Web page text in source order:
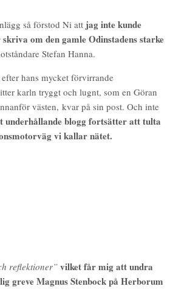
så förstod Ni att jag inte kunde
om den gamle Odinstadens starke
Stefan Hanna.
hans mycket förvirrande
karln tryggt och lugnt, som en Göran
västen, kvar på sin post. Och inte
underhållande blogg fortsätter att tulta
vi kallar nätet.
reflektioner”vilket får mig att undra
greve Magnus Stenbock på Herborum